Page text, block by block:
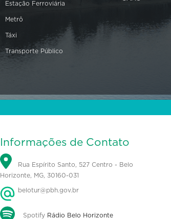
Estação Ferroviária
Metrô
Táxi
Transporte Público
Informações de Contato
Rua Espírito Santo, 527 Centro - Belo
Horizonte, MG, 30160-031
belotur@pbh.gov.br
Spotify Rádio Belo Horizonte